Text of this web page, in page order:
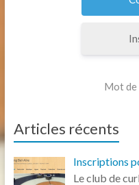
Mot de
Articles récents
Inscriptions
Le club de